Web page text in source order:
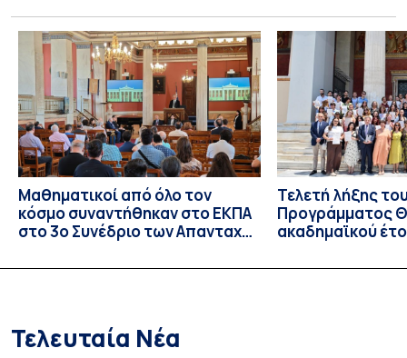
20ού αιώνα, με την προβολή του ντοκυμαντέρ «Η
επιστροφή του Μάγου». Η εκδήλωση διοργανώθηκε στο
πλαίσιο της συνεργασίας του Δήμου Σπετσών και του
Εθνικού και Καποδιστριακού […]
Μαθηματικοί από όλο τον
κόσμο συναντήθηκαν στο ΕΚΠΑ
στο 3ο Συνέδριο των Απανταχού
Τελετή λήξης
Προγράμματος
ακαδημαϊκού
Σπουδών στους
Τελευταία Νέα